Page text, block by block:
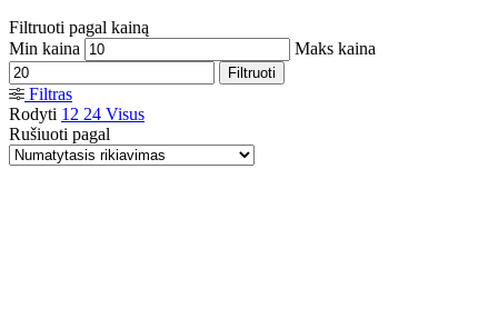
Filtruoti pagal kainą
Min kaina
Maks kaina
Filtruoti
Filtras
Rodyti 12 24 Visus
Rušiuoti pagal